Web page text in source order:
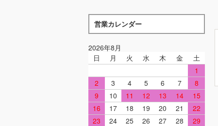
営業カレンダー
2026年8月
日
月 火 水 木 金
土
1
2
3 4 5 6 7
8
9
10 11 12 13 14
15
16
17 18 19 20 21
22
23
24 25 26 27 28
29